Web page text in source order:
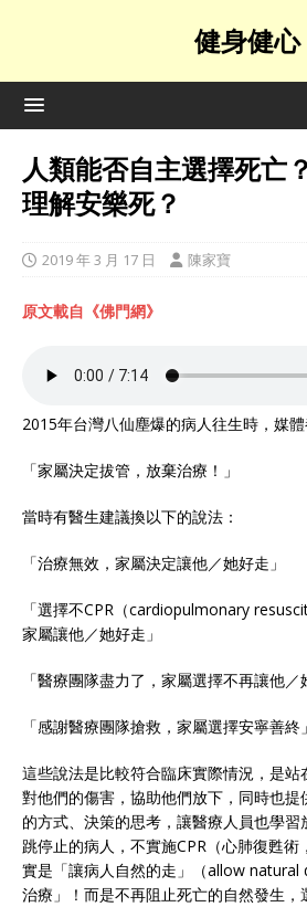
健身健心
人類能否自主選擇死亡
理解安樂死？
2019 年 3 月 17 日 陳家寶
原文載自《佛門網》
2015年台灣八仙塵爆的病人往生時，媒體
「家屬決定拔管，放棄治療！」
當時有醫生建議換以下的說法：
「治療無效，家屬決定讓他／她好走」
「選擇不CPR（cardiopulmonary
家屬讓他／她好走」
「醫療團隊盡力了，家屬選擇不再讓他／
「感謝醫療團隊搶救，家屬選擇安寧善終」
這些說法是比較符合臨床實際情況，是
對他們的傷害，協助他們放下，同時也
的方式、決策的思考，讓醫療人員也學
跳停止的病人，不實施CPR（心肺復甦
實是「讓病人自然的走」（allow natural
治療」！而是不再阻止死亡的自然發生，